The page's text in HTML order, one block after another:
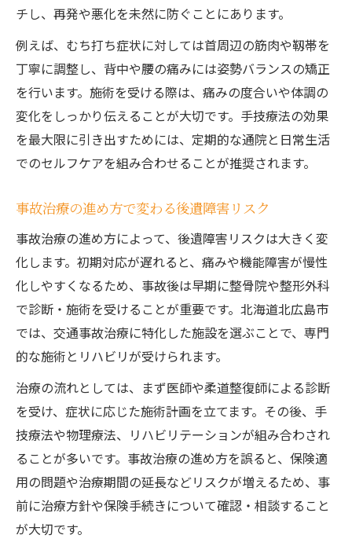
チし、再発や悪化を未然に防ぐことにあります。
例えば、むち打ち症状に対しては首周辺の筋肉や靱帯を
丁寧に調整し、背中や腰の痛みには姿勢バランスの矯正
を行います。施術を受ける際は、痛みの度合いや体調の
変化をしっかり伝えることが大切です。手技療法の効果
を最大限に引き出すためには、定期的な通院と日常生活
でのセルフケアを組み合わせることが推奨されます。
事故治療の進め方で変わる後遺障害リスク
事故治療の進め方によって、後遺障害リスクは大きく変
化します。初期対応が遅れると、痛みや機能障害が慢性
化しやすくなるため、事故後は早期に整骨院や整形外科
で診断・施術を受けることが重要です。北海道北広島市
では、交通事故治療に特化した施設を選ぶことで、専門
的な施術とリハビリが受けられます。
治療の流れとしては、まず医師や柔道整復師による診断
を受け、症状に応じた施術計画を立てます。その後、手
技療法や物理療法、リハビリテーションが組み合わされ
ることが多いです。事故治療の進め方を誤ると、保険適
用の問題や治療期間の延長などリスクが増えるため、事
前に治療方針や保険手続きについて確認・相談すること
が大切です。